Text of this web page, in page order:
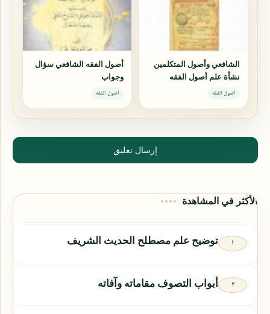
الشافعي وأصول المتكلمين
نشأة علم أصول الفقه
وأهميته
أصول الفقه
أصول الفقه الشافعي سؤال
وجواب
أصول الفقه
إرسال تعليق
الأكثر في المشاهدة
توضيح علم مصطلح الحديث الشريف
أبواب التصوف مقاماته وآفاته